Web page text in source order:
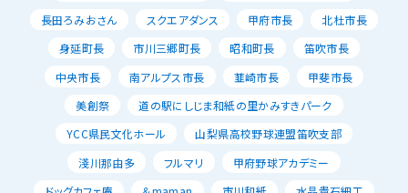
長田ろみおさん
スクエアダンス 甲府市長
北杜市長
身延町長
市川三郷町長 昭和町長
笛吹市長
中央市長
南アルプス市長 韮崎市長
甲斐市長
美創祭
道の駅にしじま和紙の里かみすきパーク
YCC県民文化ホール
山梨県高校野球連盟笛吹支部
淺川那由多
フルマリ
甲府野球アカデミー